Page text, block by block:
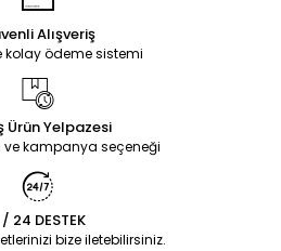
Alışveriş
kolay ödeme sistemi
Ürün Yelpazesi
ve kampanya seçeneği
24 DESTEK
bize iletebilirsiniz.